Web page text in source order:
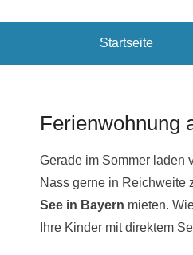
Startseite
Ferienwohnung
Gerade im Sommer laden
Nass gerne in Reichweite
See in Bayern mieten.
Ihre Kinder mit direktem